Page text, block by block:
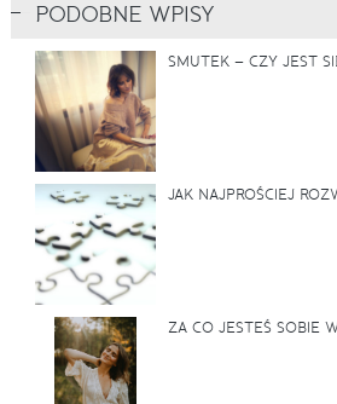
PODOBNE WPISY
SMUTEK – CZY JEST
JAK NAJPROŚCIEJ
ZA CO JESTEŚ SOBIE